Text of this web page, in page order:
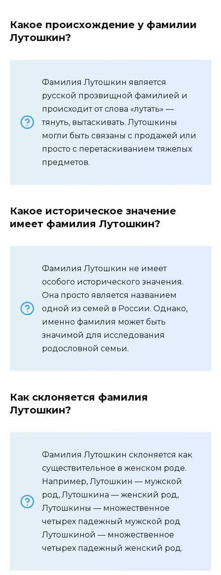
Какое происхождение у фамилии
Лутошкин?
Фамилия Лутошкин является
русской прозвищной фамилией и
происходит от слова «лутать» —
тянуть, вытаскивать. Лутошкины
могли быть связаны с продажей или
просто с перетаскиванием тяжелых
предметов.
Какое историческое значение
имеет фамилия Лутошкин?
Фамилия Лутошкин не имеет
особого исторического значения.
Она просто является названием
одной из семей в России. Однако,
именно фамилия может быть
значимой для исследования
родословной семьи.
Как склоняется фамилия
Лутошкин?
Фамилия Лутошкин склоняется как
существительное в женском роде.
Например, Лутошкин — мужской
род, Лутошкина — женский род,
Лутошкины — множественное
четырех падежный мужской род
Лутошкиной — множественное
четырех падежный женский род.